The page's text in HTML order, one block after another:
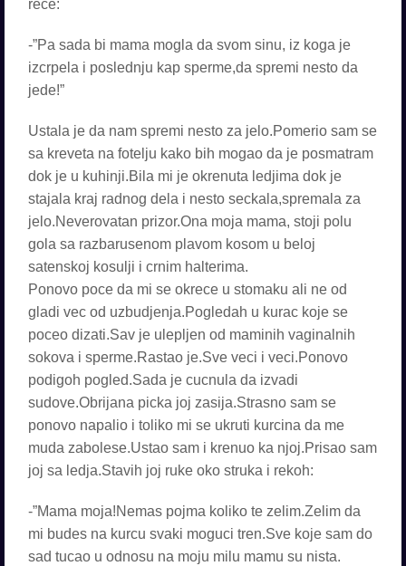
rece:
-”Pa sada bi mama mogla da svom sinu, iz koga je
izcrpela i poslednju kap sperme,da spremi nesto da
jede!”
Ustala je da nam spremi nesto za jelo.Pomerio sam se
sa kreveta na fotelju kako bih mogao da je posmatram
dok je u kuhinji.Bila mi je okrenuta ledjima dok je
stajala kraj radnog dela i nesto seckala,spremala za
jelo.Neverovatan prizor.Ona moja mama, stoji polu
gola sa razbarusenom plavom kosom u beloj
satenskoj kosulji i crnim halterima.
Ponovo poce da mi se okrece u stomaku ali ne od
gladi vec od uzbudjenja.Pogledah u kurac koje se
poceo dizati.Sav je ulepljen od maminih vaginalnih
sokova i sperme.Rastao je.Sve veci i veci.Ponovo
podigoh pogled.Sada je cucnula da izvadi
sudove.Obrijana picka joj zasija.Strasno sam se
ponovo napalio i toliko mi se ukruti kurcina da me
muda zabolese.Ustao sam i krenuo ka njoj.Prisao sam
joj sa ledja.Stavih joj ruke oko struka i rekoh:
-”Mama moja!Nemas pojma koliko te zelim.Zelim da
mi budes na kurcu svaki moguci tren.Sve koje sam do
sad tucao u odnosu na moju milu mamu su nista.